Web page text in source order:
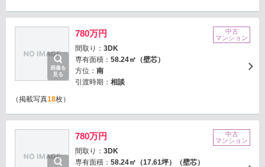
画像を
見る
780万円
間取り： 3DK
専有面積： 58.24㎡（壁芯）
方位： 南
引渡時期： 相談
中古
マンション
（掲載写真18枚）
780万円
間取り： 3DK
専有面積： 58.24㎡（17.61坪）（壁芯）
中古
マンション